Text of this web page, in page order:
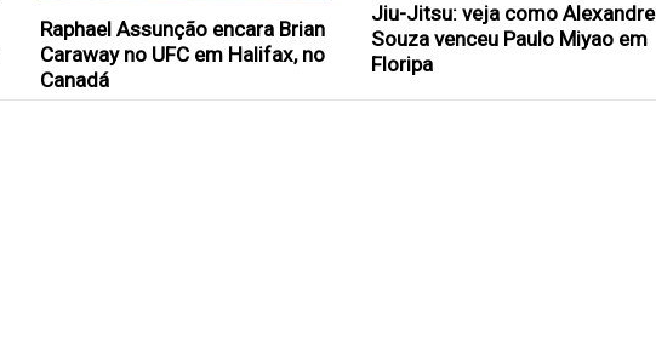
Raphael Assunção encara Brian
Caraway no UFC em Halifax, no
Canadá
Jiu-Jitsu: veja como Alexandre
Souza venceu Paulo Miyao em
Floripa